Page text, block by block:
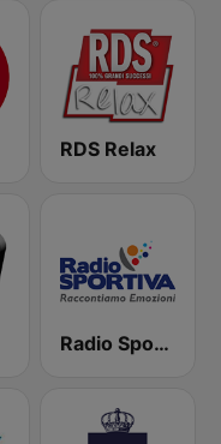
RDS Relax
Radio Sportiva